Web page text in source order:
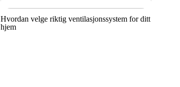
Hvordan velge riktig ventilasjonssystem for ditt
hjem